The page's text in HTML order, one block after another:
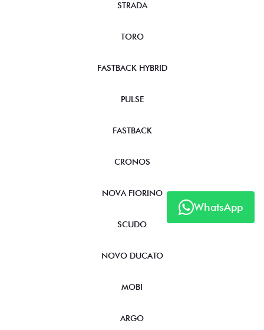
WhatsApp
STRADA
TORO
FASTBACK HYBRID
PULSE
FASTBACK
CRONOS
NOVA FIORINO
SCUDO
NOVO DUCATO
MOBI
ARGO